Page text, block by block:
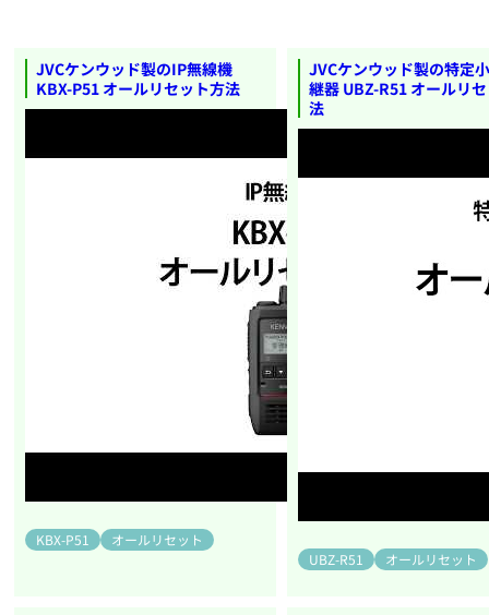
UBZ-LS27R
UBZ-BH47FR
TCP-D551
UBZ-M51SE
UBZ-M51S
UBZ-M51LE
UBZ-S20
UBZ-M31
UBZ-EA20R
TCP-D503
JVCケンウッド製のIP無線機
KBX-P51 オールリセット方法
KBX-P51 オールリセット
JVCケンウッド製の特定
継器 UBZ-R51 オールリ
法
UBZ-R51 オールリセット